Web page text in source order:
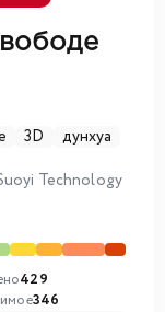
3D
дунхуа
Technology
429
346